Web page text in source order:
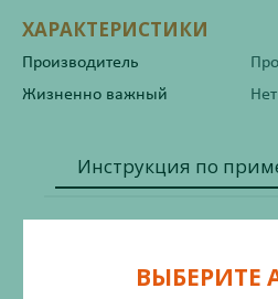
ХАРАКТЕРИСТИКИ
Производитель
Жизненно важный
Нет
Инструкция по
ВЫБЕРИТЕ